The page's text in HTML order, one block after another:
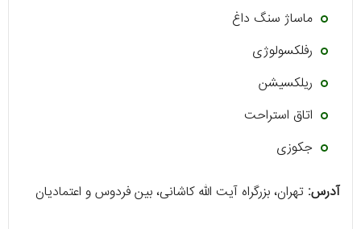
ماساژ سنگ داغ
رفلکسولوژی
ریلکسیشن
اتاق استراحت
جکوزی
آدرس: تهران، بزرگراه آیت الله کاشانی، بین فردوس و اعتمادیان